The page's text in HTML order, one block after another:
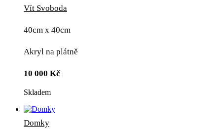
Vít Svoboda
40cm x 40cm
Akryl na plátně
10 000 Kč
Skladem
Domky